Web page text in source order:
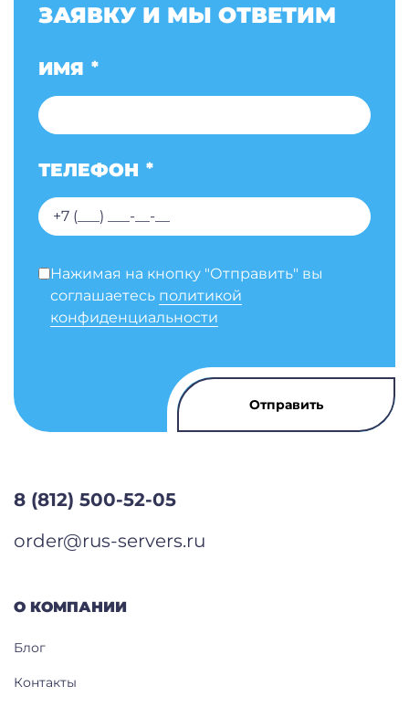
ЗАЯВКУ И МЫ ОТВЕТИМ
ИМЯ *
ТЕЛЕФОН *
Нажимая на кнопку "Отправить" вы
соглашаетесь политикой
конфиденциальности
О КОМПАНИИ
Блог
Контакты
8 (812) 500-52-05
order@rus-servers.ru